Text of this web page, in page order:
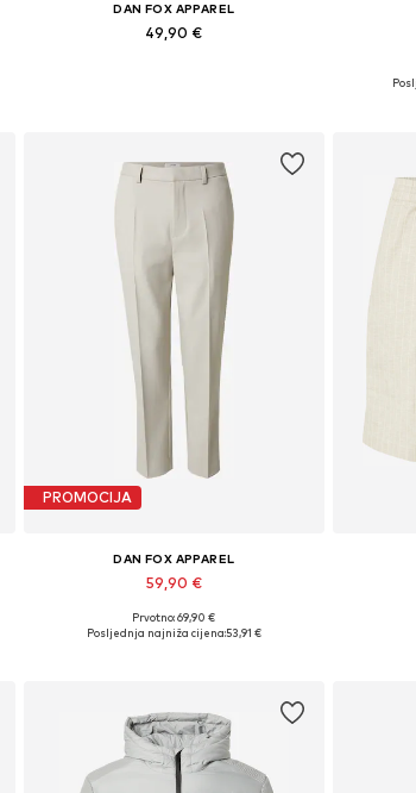
DAN FOX APPAREL
49,90 €
PROMOCIJA
DAN FOX APPAREL
59,90 €
Dostupne veličine: 48-50, 50-52, 52-54, 56-58
Prvotno: 69,90 €
Posljednja najniža cijena:53,91 €